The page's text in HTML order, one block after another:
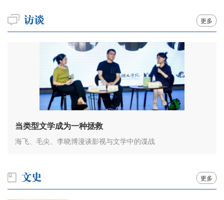
更多
当类型文学成为一种拯救
海飞、毛尖、李晓博漫谈影视与文学中的谍战
更多